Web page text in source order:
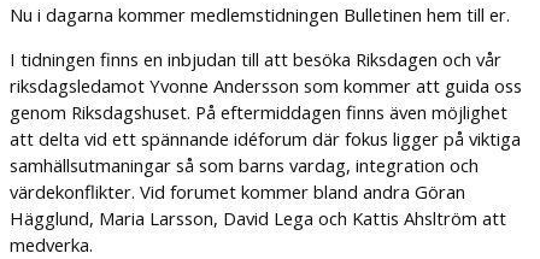
Nu i dagarna kommer medlemstidningen Bulletinen hem till er.
I tidningen finns en inbjudan till att besöka Riksdagen och vår
riksdagsledamot Yvonne Andersson som kommer att guida oss
genom Riksdagshuset. På eftermiddagen finns även möjlighet
att delta vid ett spännande idéforum där fokus ligger på viktiga
samhällsutmaningar så som barns vardag, integration och
värdekonflikter. Vid forumet kommer bland andra Göran
Hägglund, Maria Larsson, David Lega och Kattis Ahsltröm att
medverka.